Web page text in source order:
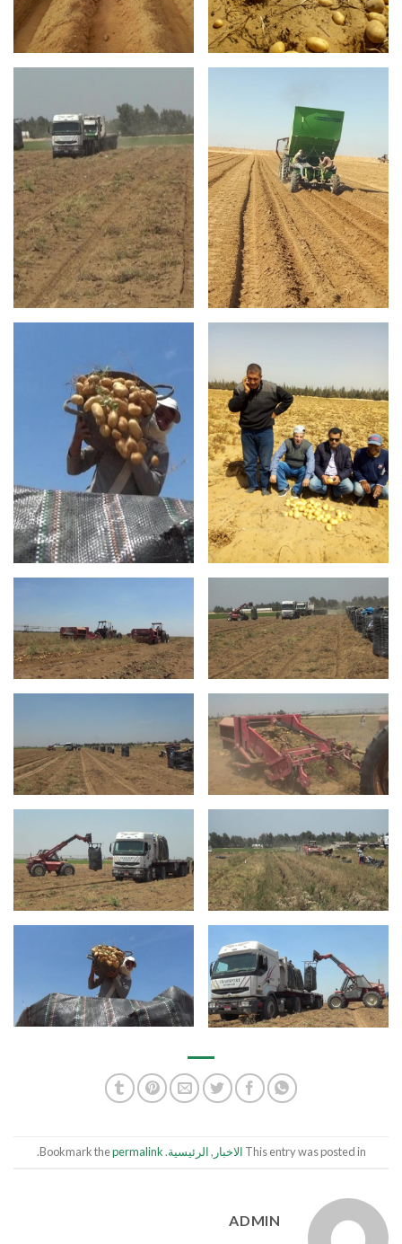
This entry was posted in الاخبار ,الرئيسية. Bookmark the
permalink
.
ADMIN